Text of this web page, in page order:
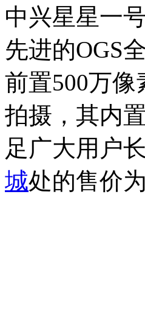
中兴星星一
先进的OGS
前置500万像
拍摄，其内
足广大用户
城处的售价